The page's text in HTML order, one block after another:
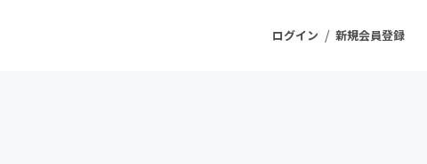
ログイン / 新規会員登録
ジェクト